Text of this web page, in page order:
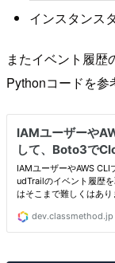
インスタンス
またイベント履歴
Pythonコードを参